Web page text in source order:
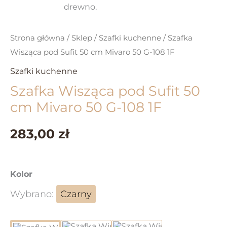
Strona główna / Sklep / Szafki kuchenne / Szafka
Wisząca pod Sufit 50 cm Mivaro 50 G-108 1F
Szafki kuchenne
Szafka Wisząca pod Sufit 50
cm Mivaro 50 G-108 1F
283,00 zł
Kolor
Wybrano: Czarny